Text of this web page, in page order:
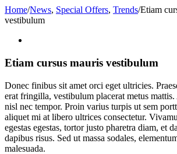
Home/News, Special Offers, Trends/Etiam
vestibulum
Image
Etiam cursus mauris vestibulum
Donec finibus sit amet orci eget ultricies.
erat fringilla, vestibulum placerat metus
nisl nec tempor. Proin varius turpis ut sem
aliquet mi at libero ultrices consectetur.
egestas egestas, tortor justo pharetra diam, et
dapibus risus. Sed ut massa sodales,
malesuada.